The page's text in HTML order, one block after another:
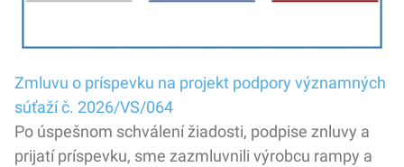
Zmluvu o príspevku na projekt podpory významných
súťaží č. 2026/VS/064
Po úspešnom schválení žiadosti, podpise znluvy a
prijatí príspevku, sme zazmluvnili výrobcu rampy a